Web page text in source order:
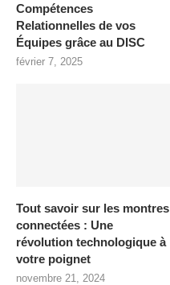
Compétences
Relationnelles de vos
Équipes grâce au DISC
février 7, 2025
Tout savoir sur les montres
connectées : Une
révolution technologique à
votre poignet
novembre 21, 2024